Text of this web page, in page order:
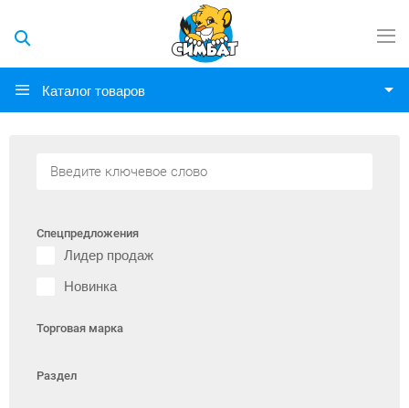
Каталог товаров
Спецпредложения
Лидер продаж
Новинка
Торговая марка
Раздел